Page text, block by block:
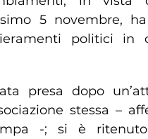
5 novembre,
politici in
presa dopo
stessa –
-; si è